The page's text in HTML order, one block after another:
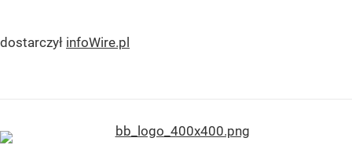
dostarczył infoWire.pl